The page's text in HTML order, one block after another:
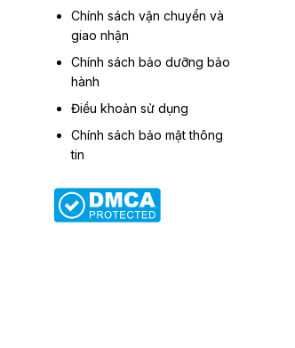
Chính sách vận chuyển và
giao nhận
Chính sách bảo dưỡng bảo
hành
Điều khoản sử dụng
Chính sách bảo mật thông
tin